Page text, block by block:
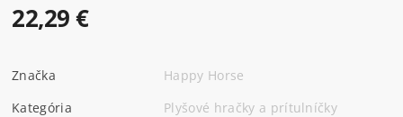
22,29 €
Značka
Happy Horse
Kategória
Plyšové hračky a prítulníčky